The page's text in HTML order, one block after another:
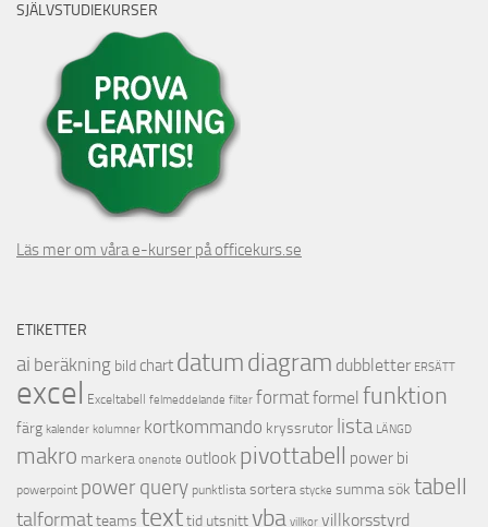
SJÄLVSTUDIEKURSER
Läs mer om våra e-kurser på officekurs.se
ETIKETTER
ai beräkning bild chart datumdiagram dubbletter ERSÄTT
excel Exceltabell felmeddelande filter formatformel funktion
färg kalender kolumner kortkommando kryssrutor lista LÄNGD
makro markera onenote outlook pivottabell power bi
powerpoint power query punktlista sortera stycke summasök tabell
talformatteams texttid utsnittvba villkor villkorsstyrd